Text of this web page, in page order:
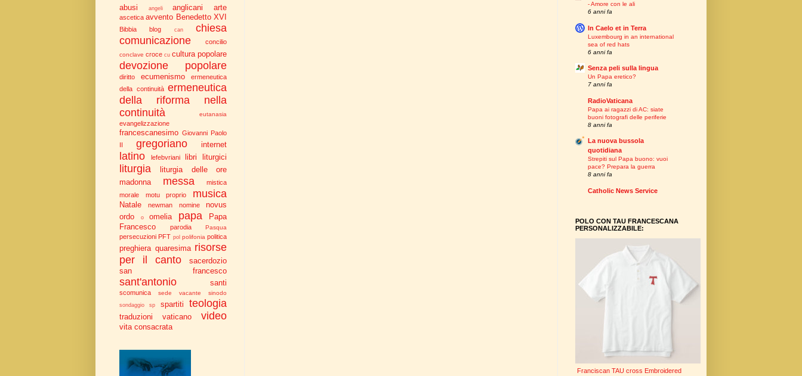
abusi angeli anglicani arte
ascetica avvento Benedetto XVI
Bibbia blog can
chiesa
comunicazione
concilio
conclave croce cu cultura popolare
devozione popolare
diritto ecumenismo
ermeneutica
della continuità ermeneutica
della riforma nella
continuità
eutanasia
evangelizzazione
francescanesimo Giovanni Paolo
II
gregoriano internet
latino lefebvriani libri liturgici
liturgia
liturgia delle ore
madonna
messa
mistica
morale
motu proprio musica
Natale newman nomine
novus
ordo
o omelia papa
Papa
Francesco
parodia Pasqua
persecuzioni PFT pol polifonia politica
preghiera quaresima risorse
per il canto
sacerdozio
san francesco
sant'antonio santi
scomunica sede vacante sinodo
sondaggio sp spartiti teologia
traduzioni vaticano video
vita consacrata
- Amore con le ali
6 anni fa
In Caelo et in Terra
Luxembourg in an international
sea of red hats
6 anni fa
Senza peli sulla lingua
Un Papa eretico?
7 anni fa
RadioVaticana
Papa ai ragazzi di AC: siate
buoni fotografi delle periferie
8 anni fa
La nuova bussola
quotidiana
Strepiti sul Papa buono: vuoi
pace? Prepara la guerra
8 anni fa
Catholic News Service
POLO CON TAU FRANCESCANA
PERSONALIZZABILE:
Franciscan TAU cross Embroidered